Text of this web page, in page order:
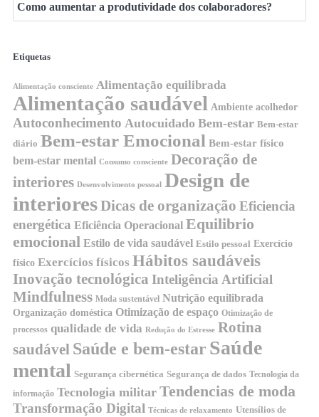
Como aumentar a produtividade dos colaboradores?
Etiquetas
Alimentação consciente Alimentação equilibrada
Alimentação saudável Ambiente acolhedor
Autoconhecimento Autocuidado Bem-estar Bem-estar
diário Bem-estar Emocional Bem-estar físico
bem-estar mental Consumo consciente Decoração de
interiores Desenvolvimento pessoal
Design de
interioresDicas de organização Eficiencia
energética Eficiência Operacional Equilibrio
emocional Estilo de vida saudável Estilo pessoal Exercício
físico Exercícios físicos Hábitos saudáveis
Inovação tecnológica Inteligência Artificial
Mindfulness Moda sustentável Nutrição equilibrada
Organização doméstica Otimização de espaço Otimização de
processos qualidade de vida Redução do Estresse Rotina
saudável Saúde e bem-estar Saúde
mental Segurança cibernética Segurança de dados Tecnologia da
informação Tecnologia militar Tendencias de moda
Transformação Digital Técnicas de relaxamento Utensílios de